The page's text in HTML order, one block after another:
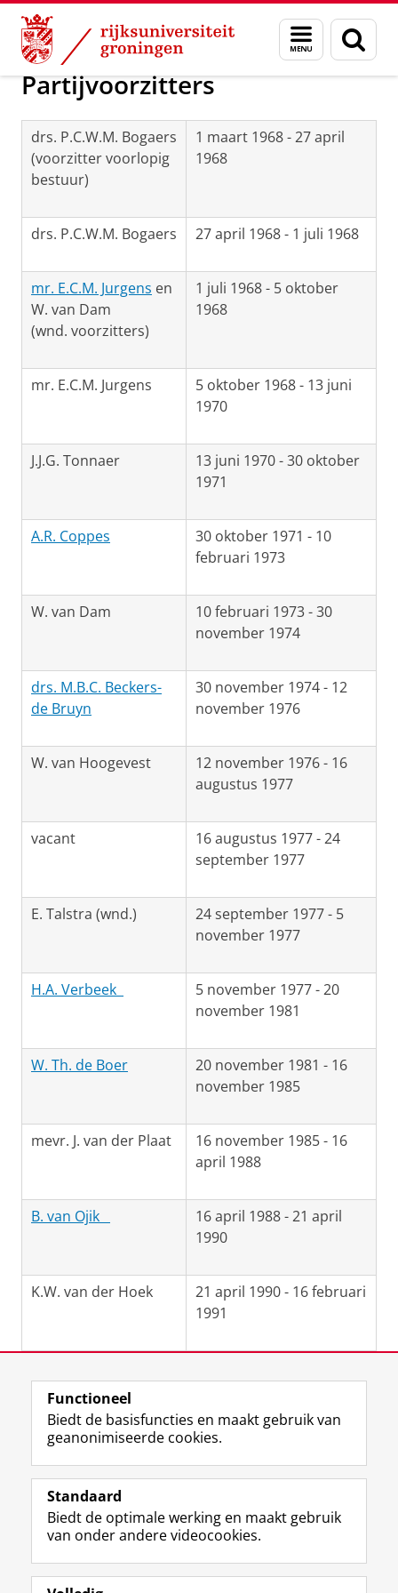
Skip
Content
Skip
Navigation
Menu
en
zoeken
Onderzoek Geschiedenis
Partijvoorzitters
drs. P.C.W.M. Bogaers
(voorzitter voorlopig
bestuur)
1 maart 1968 - 27 april
1968
drs. P.C.W.M. Bogaers 27 april 1968 - 1 juli 1968
mr. E.C.M. Jurgens en
W. van Dam
(wnd. voorzitters)
1 juli 1968 - 5 oktober
1968
mr. E.C.M. Jurgens
5 oktober 1968 - 13 juni
1970
J.J.G. Tonnaer
13 juni 1970 - 30 oktober
1971
A.R. Coppes
30 oktober 1971 - 10
februari 1973
W. van Dam
10 februari 1973 - 30
november 1974
drs. M.B.C. Beckers-
de Bruyn
30 november 1974 - 12
november 1976
W. van Hoogevest
12 november 1976 - 16
augustus 1977
vacant
16 augustus 1977 - 24
september 1977
E. Talstra (wnd.)
24 september 1977 - 5
november 1977
H.A. Verbeek
5 november 1977 - 20
november 1981
W. Th. de Boer
20 november 1981 - 16
november 1985
mevr. J. van der Plaat
16 november 1985 - 16
april 1988
B. van Ojik
16 april 1988 - 21 april
1990
K.W. van der Hoek
21 april 1990 - 16 februari
1991
Laatst gewijzigd: 10 mei 2023 11:42
Volg de RUG
F
a
e
b
o
L
i
k
e
I
R
S
-
f
e
I
n
t
r
Y
o
T
e
Studiekiezers
Alumni
Functioneel
Biedt de basisfuncties en maakt gebruik van
geanonimiseerde cookies.
Standaard
Biedt de optimale werking en maakt gebruik
van onder andere videocookies.